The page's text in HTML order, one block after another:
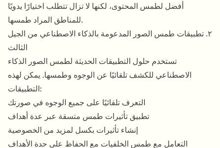
أفضل لطمس المحتوى، لكنها لا تزال تتطلب اختيارًا يدويًا
للمناطق المراد طمسها.
٢. تطبيقات طمس الصور المدعومة بالذكاء الاصطناعي من الجيل
الثالث
تستخدم حلول التطبيقات الحديثة لطمس الصور الذكاء
الاصطناعي للكشف تلقائيًا عن الوجوه وطمسها. يمكن لهذه
التطبيقات:
التعرف تلقائيًا على جميع الوجوه في صورتك
تطبيق تأثيرات طمس متسقة عبر عدة أهداف
إنشاء تأثيرات بكسل لمزيد من الخصوصية
التعامل مع طمس الخلفيات مع الحفاظ على حدة الأهداف